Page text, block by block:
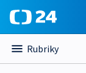
Rubriky